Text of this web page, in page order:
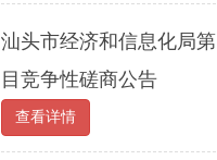
汕头市经济和信息化局
目竞争性磋商公告
查看详情